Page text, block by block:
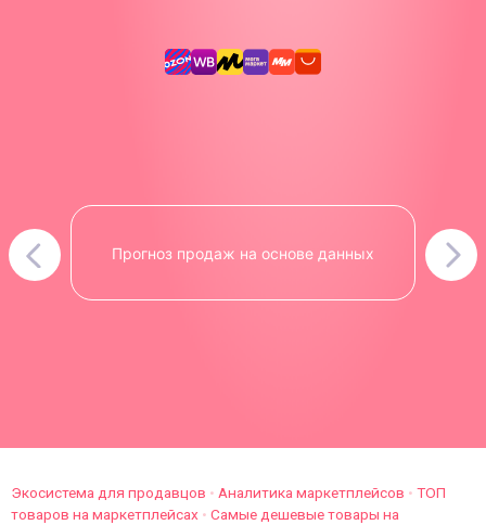
Прогноз продаж на основе данных
Экосистема для продавцов • Аналитика маркетплейсов • ТОП
товаров на маркетплейсах • Самые дешевые товары на